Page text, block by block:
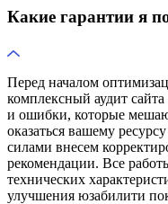
Какие гарантии я
Перед началом
комплексный аудит
и ошибки, которые
оказаться вашему
силами внесем
рекомендации. Все
технических
улучшения юзабилити